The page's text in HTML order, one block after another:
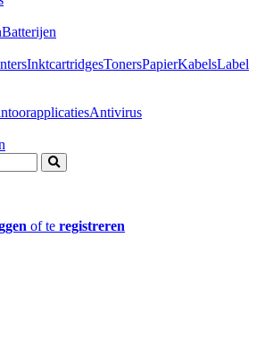
Batterijen
InktcartridgesTonersPapierKabelsLabel
Antivirus
of te registreren